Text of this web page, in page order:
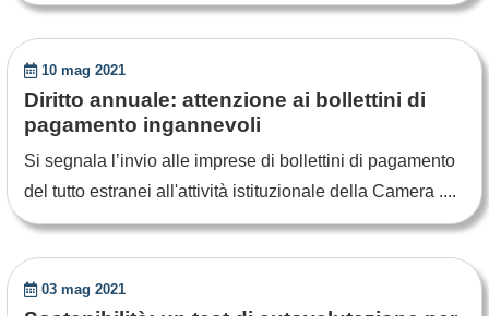
10 mag 2021
Diritto annuale: attenzione ai bollettini di
pagamento ingannevoli
Si segnala l’invio alle imprese di bollettini di pagamento
del tutto estranei all'attività istituzionale della Camera ....
03 mag 2021